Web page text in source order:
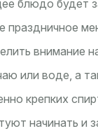
блюдо будет
праздничное
внимание
или воде, а
крепких
начинать и